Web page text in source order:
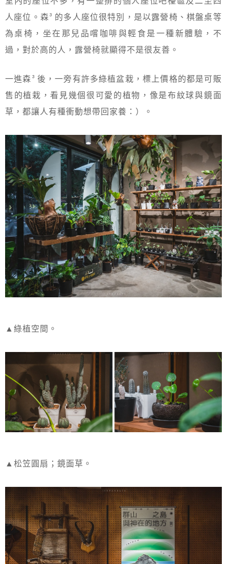
人座位。森³ 的多人座位很特別，是以露營椅、棋盤桌等
為桌椅，坐在那兒品嚐咖啡與輕食是一種新體驗，不
過，對於高的人，露營椅就顯得不是很友善。
一進森³ 後，一旁有許多綠植盆栽，標上價格的都是可販
售的植栽，看見幾個很可愛的植物，像是布紋球與鏡面
草，都讓人有種衝動想帶回家養：）。
▲綠植空間。
▲松笠圓扇；鏡面草。